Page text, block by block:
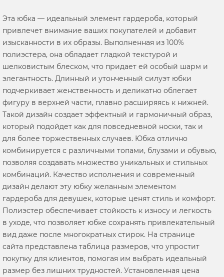
Эта юбка — идеальный элемент гардероба, который
привлечет внимание ваших покупателей и добавит
изысканности в их образы. Выполненная из 100%
полиэстера, она обладает гладкой текстурой и
шелковистым блеском, что придает ей особый шарм и
элегантность. Длинный и утонченный силуэт юбки
подчеркивает женственность и деликатно облегает
фигуру в верхней части, плавно расширяясь к нижней.
Такой дизайн создает эффектный и гармоничный образ,
который подойдет как для повседневной носки, так и
для более торжественных случаев. Юбка отлично
комбинируется с различными топами, блузами и обувью,
позволяя создавать множество уникальных и стильных
комбинаций. Качество исполнения и современный
дизайн делают эту юбку желанным элементом
гардероба для девушек, которые ценят стиль и комфорт.
Полиэстер обеспечивает стойкость к износу и легкость
в уходе, что позволяет юбке сохранять привлекательный
вид даже после многократных стирок. На странице
сайта представлена таблица размеров, что упростит
покупку для клиентов, помогая им выбрать идеальный
размер без лишних трудностей. Установленная цена